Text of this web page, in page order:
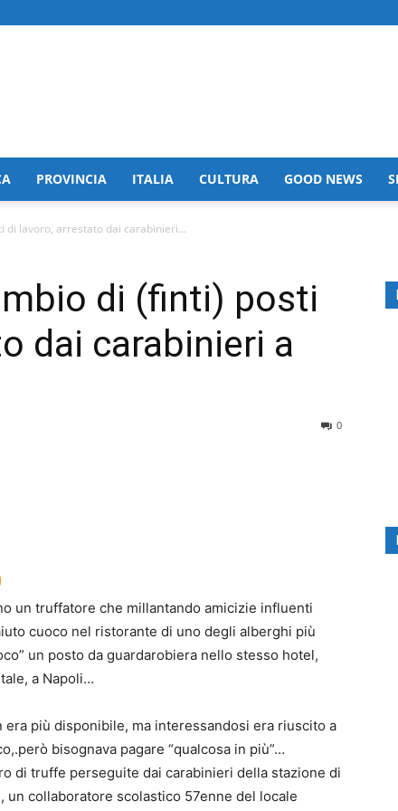
PROVINCIA ITALIA CULTURA GOOD NEWS
di lavoro, arrestato dai carabinieri...
di (finti) posti
dai carabinieri a
0
un truffatore che millantando amicizie influenti
cuoco nel ristorante di uno degli alberghi più
un posto da guardarobiera nello stesso hotel,
a Napoli…
più disponibile, ma interessandosi era riuscito a
bisognava pagare “qualcosa in più”…
di truffe perseguite dai carabinieri della stazione di
collaboratore scolastico 57enne del locale